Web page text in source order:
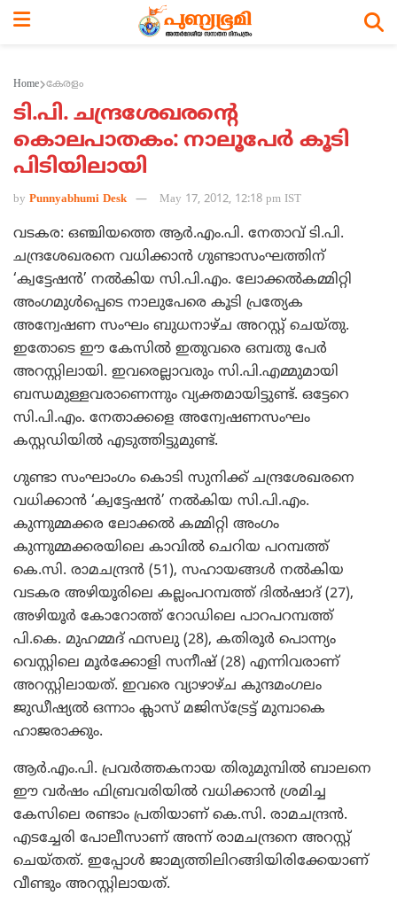
Home കേരളം
ടി.പി. ചന്ദ്രശേഖരന്റെ
കൊലപാതകം: നാലൂപേര്‍ കൂടി
പിടിയിലായി
by Punnyabhumi Desk May 17, 2012, 12:18 pm IST
വടകര: ഒഞ്ചിയത്തെ ആര്‍.എം.പി. നേതാവ് ടി.പി.
ചന്ദ്രശേഖരനെ വധിക്കാന്‍ ഗുണ്ടാസംഘത്തിന്
‘ക്വട്ടേഷന്‍’ നല്‍കിയ സി.പി.എം. ലോക്കല്‍കമ്മിറ്റി
അംഗമുള്‍പ്പെടെ നാലുപേരെ കൂടി പ്രത്യേക
അന്വേഷണ സംഘം ബുധനാഴ്ച അറസ്റ്റ് ചെയ്തു.
ഇതോടെ ഈ കേസില്‍ ഇതുവരെ ഒമ്പതു പേര്‍
അറസ്റ്റിലായി. ഇവരെല്ലാവരും സി.പി.എമ്മുമായി
ബന്ധമുള്ളവരാണെന്നും വ്യക്തമായിട്ടുണ്ട്. ഒട്ടേറെ
സി.പി.എം. നേതാക്കളെ അന്വേഷണസംഘം
കസ്റ്റഡിയില്‍ എടുത്തിട്ടുമുണ്ട്.
ഗുണ്ടാ സംഘാംഗം കൊടി സുനിക്ക് ചന്ദ്രശേഖരനെ
വധിക്കാന്‍ ‘ക്വട്ടേഷന്‍’ നല്‍കിയ സി.പി.എം.
കുന്നുമ്മക്കര ലോക്കല്‍ കമ്മിറ്റി അംഗം
കുന്നുമ്മക്കരയിലെ കാവില്‍ ചെറിയ പറമ്പത്ത്
കെ.സി. രാമചന്ദ്രന്‍ (51), സഹായങ്ങള്‍ നല്‍കിയ
വടകര അഴിയൂരിലെ കല്ലംപറമ്പത്ത് ദില്‍ഷാദ് (27),
അഴിയൂര്‍ കോറോത്ത് റോഡിലെ പാറപറമ്പത്ത്
പി.കെ. മുഹമ്മദ് ഫസലു (28), കതിരൂര്‍ പൊന്ന്യം
വെസ്റ്റിലെ മൂര്‍ക്കോളി സനീഷ് (28) എന്നിവരാണ്
അറസ്റ്റിലായത്. ഇവരെ വ്യാഴാഴ്ച കുന്ദമംഗലം
ജുഡീഷ്യല്‍ ഒന്നാം ക്ലാസ് മജിസ്‌ട്രേട്ട് മുമ്പാകെ
ഹാജരാക്കും.
ആര്‍.എം.പി. പ്രവര്‍ത്തകനായ തിരുമുമ്പില്‍ ബാലനെ
ഈ വര്‍ഷം ഫിബ്രവരിയില്‍ വധിക്കാന്‍ ശ്രമിച്ച
കേസിലെ രണ്ടാം പ്രതിയാണ് കെ.സി. രാമചന്ദ്രന്‍.
എടച്ചേരി പോലീസാണ് അന്ന് രാമചന്ദ്രനെ അറസ്റ്റ്
ചെയ്തത്. ഇപ്പോള്‍ ജാമ്യത്തിലിറങ്ങിയിരിക്കേയാണ്
വീണ്ടും അറസ്റ്റിലായത്.